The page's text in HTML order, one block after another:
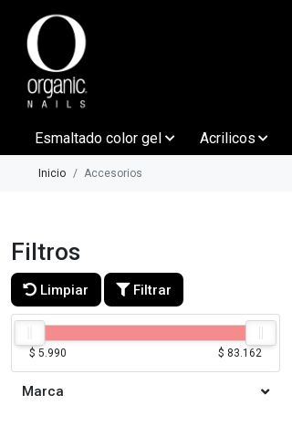
Esmaltado color gel Acrilicos
Inicio Accesorios
Filtros
Limpiar Filtrar
$ 5.990 $ 83.162
Marca